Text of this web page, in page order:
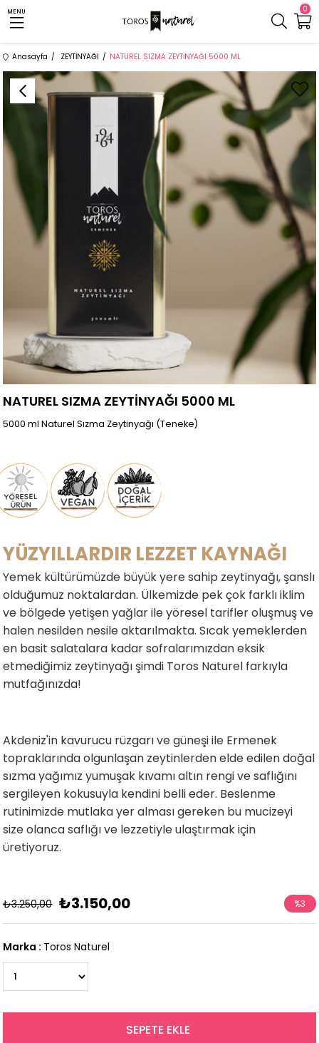
0
MENU
Anasayfa ZEYTİNYAĞI NATUREL SIZMA ZEYTİNYAĞI 5000 ML
NATUREL SIZMA ZEYTİNYAĞI 5000 ML
5000 ml Naturel Sızma Zeytinyağı (Teneke)
YÜZYILLARDIR LEZZET KAYNAĞI
Yemek kültürümüzde büyük yere sahip zeytinyağı, şanslı
olduğumuz noktalardan. Ülkemizde pek çok farklı iklim
ve bölgede yetişen yağlar ile yöresel tarifler oluşmuş ve
halen nesilden nesile aktarılmakta. Sıcak yemeklerden
en basit salatalara kadar sofralarımızdan eksik
etmediğimiz zeytinyağı şimdi Toros Naturel farkıyla
mutfağınızda!
Akdeniz'in kavurucu rüzgarı ve güneşi ile Ermenek
topraklarında olgunlaşan zeytinlerden elde edilen doğal
sızma yağımız yumuşak kıvamı altın rengi ve saflığını
sergileyen kokusuyla kendini belli eder. Beslenme
rutinimizde mutlaka yer alması gereken bu mucizeyi
size olanca saflığı ve lezzetiyle ulaştırmak için
üretiyoruz.
₺3.250,00 ₺3.150,00 %3
İndirim
Marka : Toros Naturel